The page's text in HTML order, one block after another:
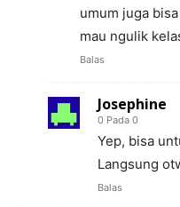
umum juga
mau ngulik
Balas
Josephine
0 Pada 0
Yep, bisa
Langsung
Balas